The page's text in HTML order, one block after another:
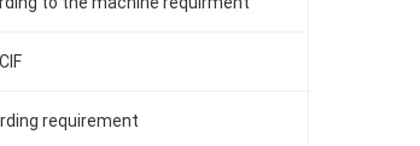
requirement